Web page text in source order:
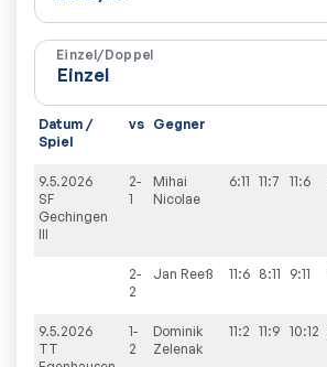
Einzel/Doppel
Datum /
Spiel
vs Gegner
9.5.2026
SF
Gechingen
III
2-
1
Mihai
Nicolae
6:11 11:7 11:6
2-
2
Jan Reeß 11:6 8:11 9:11
9.5.2026
TT
1-
2
Dominik
Zelenak
11:2 11:9 10:12